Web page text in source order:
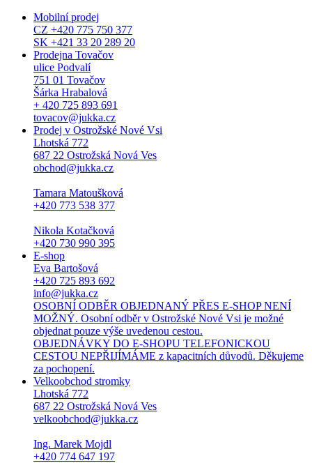
Mobilní prodej
CZ +420 775 750 377
SK +421 33 20 289 20
Prodejna Tovačov
ulice Podvalí
751 01 Tovačov
Šárka Hrabalová
+ 420 725 893 691
tovacov@jukka.cz
Prodej v Ostrožské Nové Vsi
Lhotská 772
687 22 Ostrožská Nová Ves
obchod@jukka.cz
Tamara Matoušková
+420 773 538 377
Nikola Kotačková
+420 730 990 395
E-shop
Eva Bartošová
+420 725 893 692
info@jukka.cz
OSOBNÍ ODBĚR OBJEDNANÝ PŘES E-SHOP NENÍ
MOŽNÝ. Osobní odběr v Ostrožské Nové Vsi je možné
objednat pouze výše uvedenou cestou.
OBJEDNÁVKY DO E-SHOPU TELEFONICKOU
CESTOU NEPŘIJÍMÁME z kapacitních důvodů. Děkujeme
za pochopení.
Velkoobchod stromky
Lhotská 772
687 22 Ostrožská Nová Ves
velkoobchod@jukka.cz
Ing. Marek Mojdl
+420 774 647 197